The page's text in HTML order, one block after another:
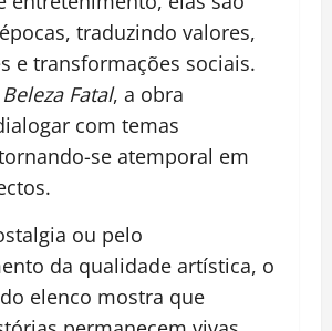
traduzindo valores,
e transformações sociais.
Beleza Fatal, a obra
com temas
se atemporal em
ou pelo
da qualidade artística, o
elenco mostra que